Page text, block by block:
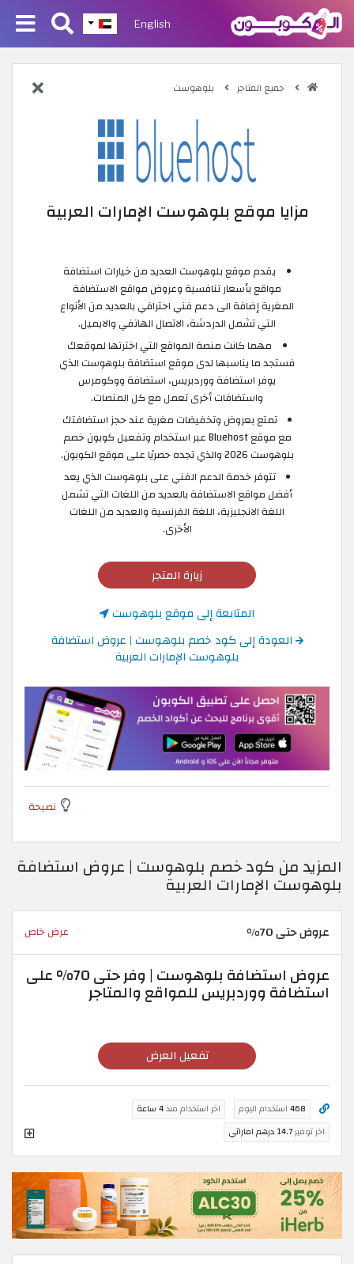
English
جميع المتاجر بلوهوست
مزايا موقع بلوهوست الإمارات العربية
يقدم موقع بلوهوست العديد من خيارات استضافة
مواقع بأسعار تنافسية وعروض مواقع الاستضافة
المغرية إضافة الى دعم فني احترافي بالعديد من الأنواع
التي تشمل الدردشة، الاتصال الهاتفي والايميل.
مهما كانت منصة المواقع التي اخترتها لموقعك
فستجد ما يناسبها لدى موقع استضافة بلوهوست الذي
يوفر استضافة ووردبريس، استضافة ووكومرس
واستضافات أخرى تعمل مع كل المنصات.
تمتع بعروض وتخفيضات مغرية عند حجز استضافتك
مع موقع Bluehost عبر استخدام وتفعيل كوبون خصم
بلوهوست 2026 والذي تجده حصريًا على موقع الكوبون.
تتوفر خدمة الدعم الفني على بلوهوست الذي يعد
أفضل مواقع الاستضافة بالعديد من اللغات التي تشمل
اللغة الانجليزية، اللغة الفرنسية والعديد من اللغات
الأخرى.
زيارة المتجر
المتابعة إلى موقع بلوهوست
العودة إلى كود خصم بلوهوست | عروض استضافة
بلوهوست الإمارات العربية
نصيحة
المزيد من كود خصم بلوهوست | عروض استضافة
بلوهوست الإمارات العربية
عروض حتى 70% عرض خاص
عروض استضافة بلوهوست | وفر حتى 70% على
استضافة ووردبريس للمواقع والمتاجر
تفعيل العرض
468 استخدام اليوم اخر استخدام منذ4 ساعة
اخر توفير14.7 درهم اماراتي